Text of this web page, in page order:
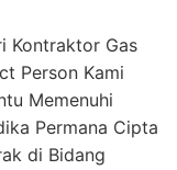
Kontraktor Gas
Person Kami
Memenuhi
Permana Cipta
di Bidang